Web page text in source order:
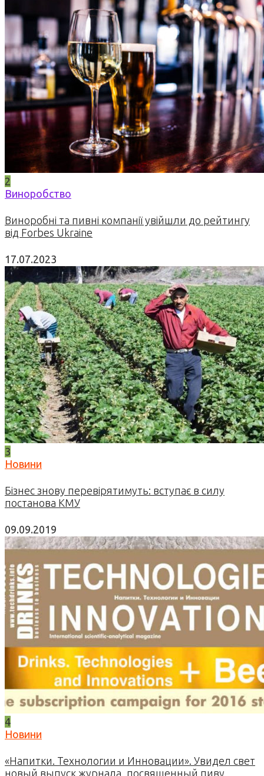
2
Виноробство
Виноробні та пивні компанії увійшли до рейтингу
від Forbes Ukraine
17.07.2023
3
Новини
Бізнес знову перевірятимуть: вступає в силу
постанова КМУ
09.09.2019
4
Новини
«Напитки. Технологии и Инновации». Увидел свет
новый выпуск журнала, посвященный пиву